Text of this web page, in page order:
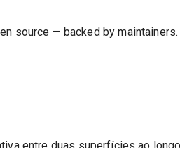
source — backed by maintainers.